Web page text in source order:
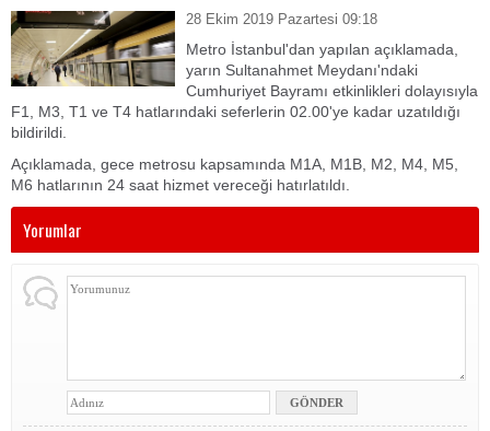
28 Ekim 2019 Pazartesi 09:18
Metro İstanbul'dan yapılan açıklamada,
yarın Sultanahmet Meydanı'ndaki
Cumhuriyet Bayramı etkinlikleri dolayısıyla
F1, M3, T1 ve T4 hatlarındaki seferlerin 02.00'ye kadar uzatıldığı
bildirildi.
Açıklamada, gece metrosu kapsamında M1A, M1B, M2, M4, M5,
M6 hatlarının 24 saat hizmet vereceği hatırlatıldı.
Yorumlar